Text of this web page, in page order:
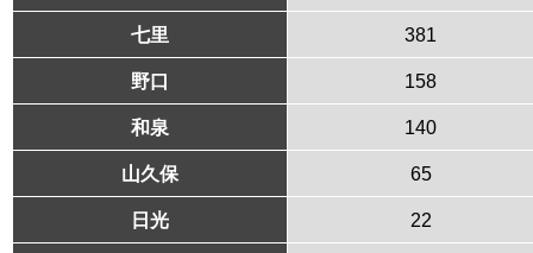
七里 381
野口 158
和泉 140
山久保 65
日光 22